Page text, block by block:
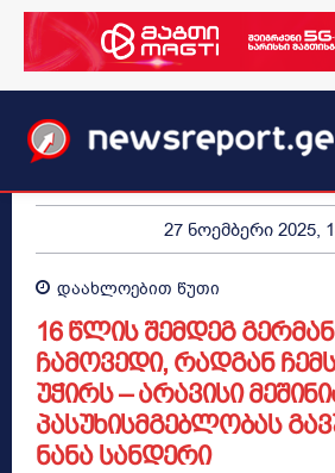
27 ნოემბერი 2025,
დაახლოებით წუთი
16 წლის შემდეგ
ჩამოვედი, რადგან
უჭირს – არავისი
პასუხისმგებლობას
ნანა სანდერი